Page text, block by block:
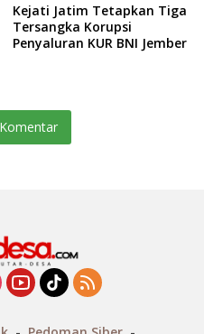
Kejati Jatim Tetapkan Tiga
Tersangka Korupsi
Penyaluran KUR BNI Jember